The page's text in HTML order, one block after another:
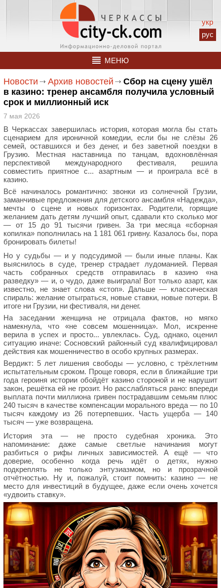
укр
рус
МЕНЮ
Новости Архив новостей
Сбор на сцену ушёл
в казино: тренер ансамбля получила условный
срок и миллионный иск
7 мая 2026
В Черкассах завершилась история, которая могла бы стать
сценарием для ироничной комедии, если бы не слёзы 26
семей, оставшихся и без денег, и без заветной поездки в
Грузию. Местная наставница по танцам, вдохновлённая
перспективой международного фестиваля, решила
совместить приятное с... азартным — и проиграла всё в
казино.
Всё начиналось романтично: звонки из солнечной Грузии,
заманчивые предложения для детского ансамбля «Надежда»,
мечты о сцене и новых горизонтах. Родители, горящие
желанием дать детям лучший опыт, сдавали кто сколько мог
— от 15 до 91 тысячи гривен. За три месяца «сборная
копилка» пополнилась на 1 181 061 гривну. Казалось бы, пора
бронировать билеты!
Но у судьбы — и у подсудимой — были иные планы. Как
выяснилось в суде, тренер страдает лудоманией. Первая
часть собранных средств отправилась в казино «на
разведку» — и, о чудо, даже выиграла! Вот только азарт, как
известно, не знает слова «стоп». Дальше — классическая
спираль: желание отыграться, новые ставки, новые потери. В
итоге ни Грузии, ни фестиваля, ни денег.
На заседании женщина не отрицала фактов, но мягко
намекнула, что «не совсем мошенница». Мол, искренне
верила в успех и просто... увлеклась. Суд, однако, оценил
ситуацию иначе: Сосновский районный суд квалифицировал
действия как мошенничество в особо крупных размерах.
Вердикт: 5 лет лишения свободы — условно, с трёхлетним
испытательным сроком. Проще говоря, если в ближайшие три
года героиня истории обойдёт казино стороной и не нарушит
закон, решётка ей не грозит. Но расслабляться рано: впереди
выплата почти миллиона гривен пострадавшим семьям плюс
240 тысяч в качестве компенсации морального вреда — по 10
тысяч каждому из 26 потерпевших. Часть ущерба — 140
тысяч — уже возвращена.
История эта — не просто судебная хроника. Это
напоминание: даже самые светлые начинания могут
разбиться о рифы личных зависимостей. А ещё — что
доверие, особенно когда речь идёт о детях, нужно
подкреплять не только энтузиазмом, но и прозрачной
отчётностью. Ну и, пожалуй, стоит помнить: казино — не
место для инвестиций в будущее, даже если очень хочется
«удвоить ставку».